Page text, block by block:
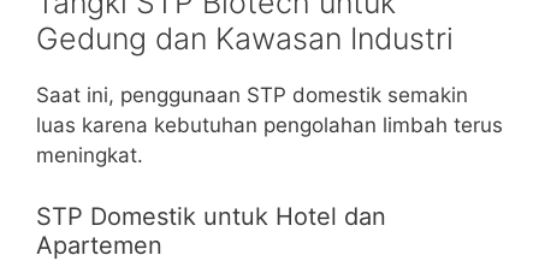
Gedung dan Kawasan Industri
Saat ini, penggunaan STP domestik semakin
luas karena kebutuhan pengolahan limbah terus
meningkat.
STP Domestik untuk Hotel dan
Apartemen